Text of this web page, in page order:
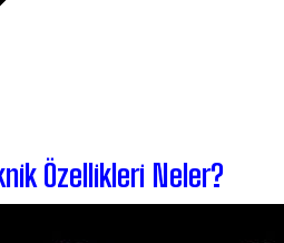
Özellikleri Neler?